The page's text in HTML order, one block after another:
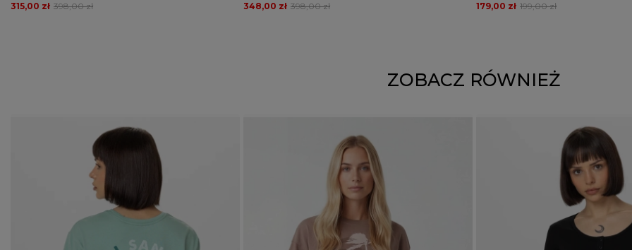
398,00 zł
315,00 zł 398,00 zł
348,00 zł 199,00 zł
179,00 zł
ZOBACZ RÓWNIEŻ